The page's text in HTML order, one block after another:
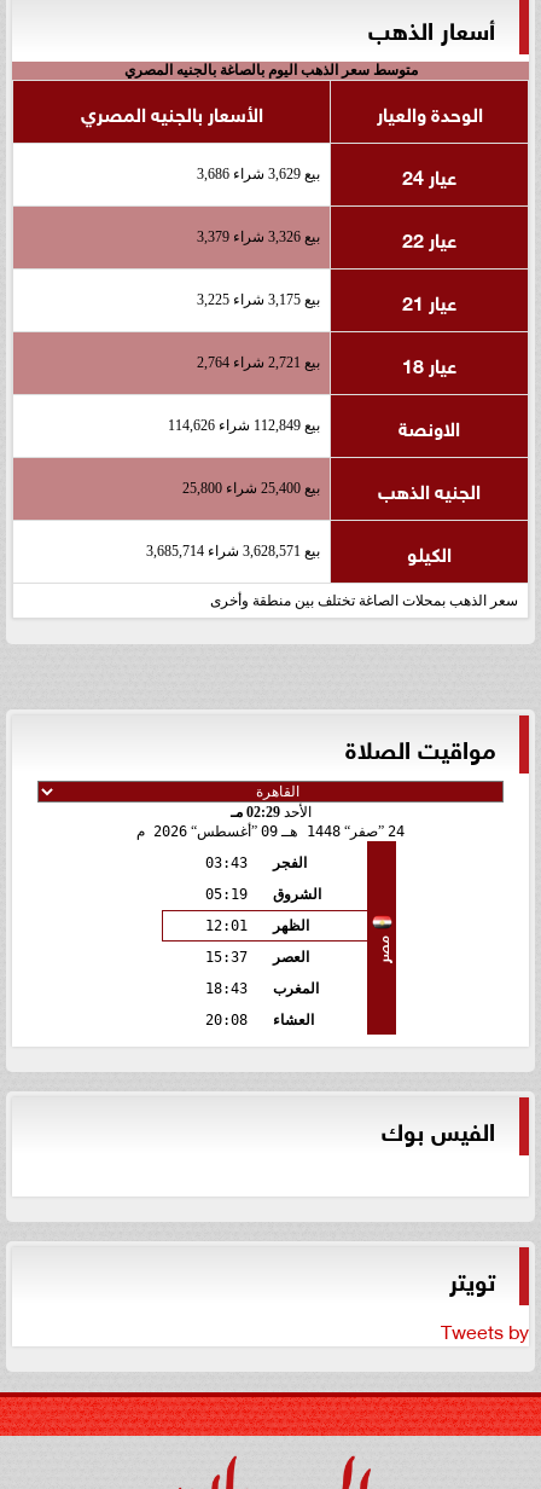
أسعار الذهب
متوسط سعر الذهب اليوم بالصاغة بالجنيه المصري
الوحدة والعيار
الأسعار بالجنيه المصري
عيار 24
بيع 3,629 شراء 3,686
عيار 22 بيع 3,326 شراء 3,379
عيار 21 بيع 3,175 شراء 3,225
عيار 18 بيع 2,721 شراء 2,764
الاونصة بيع 112,849 شراء 114,626
الجنيه الذهب بيع 25,400 شراء 25,800
الكيلو بيع 3,628,571 شراء 3,685,714
سعر الذهب بمحلات الصاغة تختلف بين منطقة وأخرى
مواقيت الصلاة
الأحد02:29 مـ
24 صفر 1448 هـ 09 أغسطس 2026 م
مصر
الفجر
03:43
الشروق
05:19
الظهر
12:01
العصر
15:37
المغرب
18:43
العشاء
20:08
الفيس بوك
تويتر
Tweets by